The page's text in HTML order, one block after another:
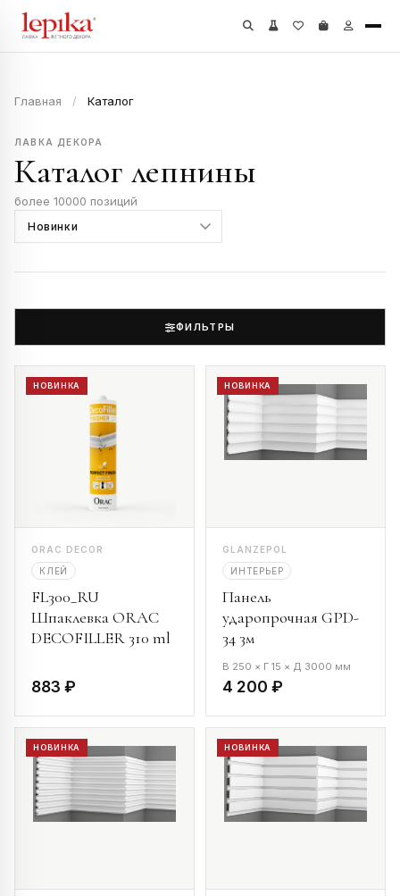
Главная / Каталог
ЛАВКА ДЕКОРА
Каталог лепнины
более 10000 позиций
ФИЛЬТРЫ
НОВИНКА
ORAC DECOR
КЛЕЙ
FL300_RU
Шпаклевка ORAC
DECOFILLER 310 ml
883 ₽
НОВИНКА
GLANZEPOL
ИНТЕРЬЕР
Панель
ударопрочная GPD-
34 3м
В 250 × Г 15 × Д 3000 мм
4 200 ₽
НОВИНКА НОВИНКА